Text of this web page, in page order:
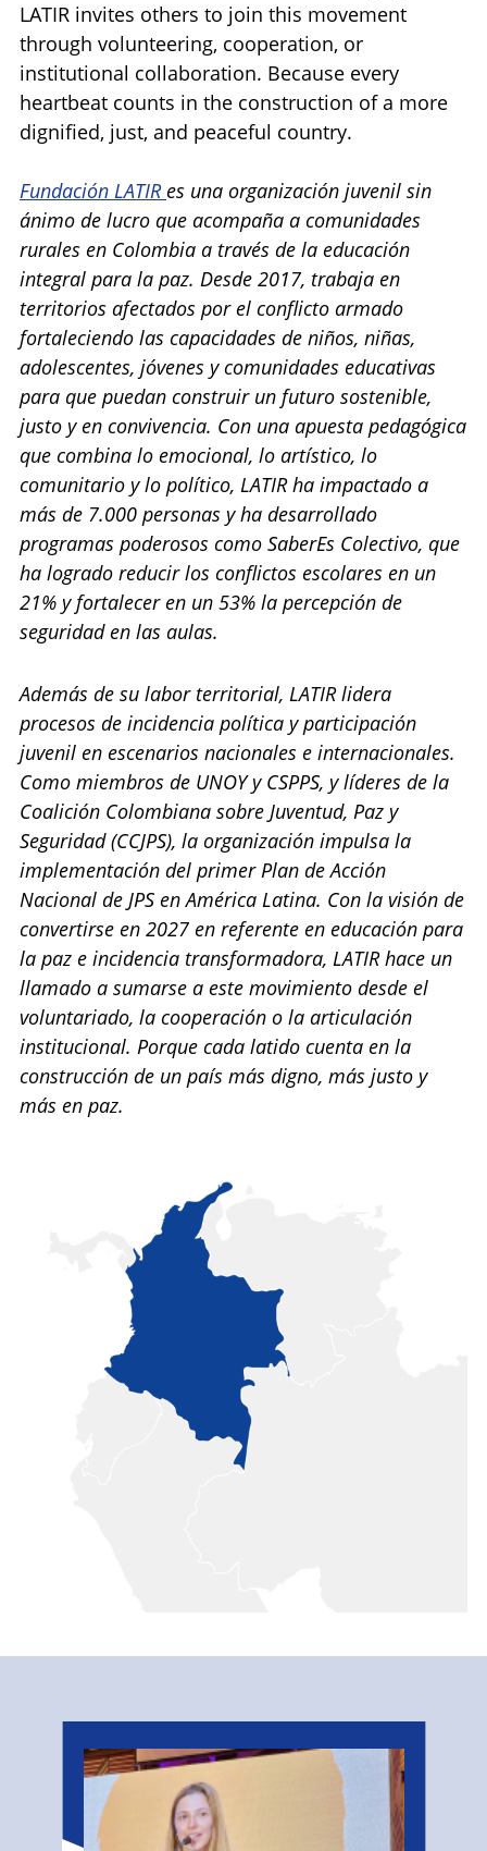
LATIR invites others to join this movement
through volunteering, cooperation, or
institutional collaboration. Because every
heartbeat counts in the construction of a more
dignified, just, and peaceful country.
Fundación LATIRes una organización juvenil sin
ánimo de lucro que acompaña a comunidades
rurales en Colombia a través de la educación
integral para la paz. Desde 2017, trabaja en
territorios afectados por el conflicto armado
fortaleciendo las capacidades de niños, niñas,
adolescentes, jóvenes y comunidades educativas
para que puedan construir un futuro sostenible,
justo y en convivencia. Con una apuesta pedagógica
que combina lo emocional, lo artístico, lo
comunitario y lo político, LATIR ha impactado a
más de 7.000 personas y ha desarrollado
programas poderosos como SaberEs Colectivo, que
ha logrado reducir los conflictos escolares en un
21% y fortalecer en un 53% la percepción de
seguridad en las aulas.
Además de su labor territorial, LATIR lidera
procesos de incidencia política y participación
juvenil en escenarios nacionales e internacionales.
Como miembros de UNOY y CSPPS, y líderes de la
Coalición Colombiana sobre Juventud, Paz y
Seguridad (CCJPS), la organización impulsa la
implementación del primer Plan de Acción
Nacional de JPS en América Latina. Con la visión de
convertirse en 2027 en referente en educación para
la paz e incidencia transformadora, LATIR hace un
llamado a sumarse a este movimiento desde el
voluntariado, la cooperación o la articulación
institucional. Porque cada latido cuenta en la
construcción de un país más digno, más justo y
más en paz.
Related